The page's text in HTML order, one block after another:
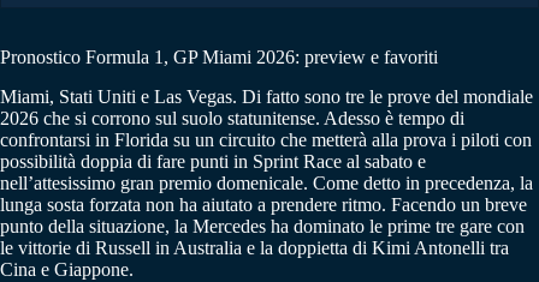
Pronostico Formula 1, GP Miami 2026: preview e favoriti
Miami, Stati Uniti e Las Vegas. Di fatto sono tre le prove del mondiale
2026 che si corrono sul suolo statunitense. Adesso è tempo di
confrontarsi in Florida su un circuito che metterà alla prova i piloti con
possibilità doppia di fare punti in Sprint Race al sabato e
nell’attesissimo gran premio domenicale. Come detto in precedenza, la
lunga sosta forzata non ha aiutato a prendere ritmo. Facendo un breve
punto della situazione, la Mercedes ha dominato le prime tre gare con
le vittorie di Russell in Australia e la doppietta di Kimi Antonelli tra
Cina e Giappone.